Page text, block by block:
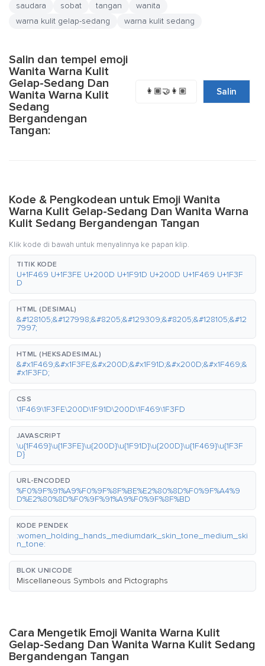
saudara
sobat tangan
wanita
warna kulit gelap-sedang
warna kulit sedang
Salin dan tempel emoji
Wanita Warna Kulit
Gelap-Sedang Dan
Wanita Warna Kulit
Sedang
Bergandengan
Tangan:
👩🏾‍🤝‍👩🏽 Salin
Kode & Pengkodean untuk Emoji Wanita
Warna Kulit Gelap-Sedang Dan Wanita Warna
Kulit Sedang Bergandengan Tangan
Klik kode di bawah untuk menyalinnya ke papan klip.
TITIK KODE
U+1F469 U+1F3FE U+200D U+1F91D U+200D U+1F469 U+1F3F
D
HTML (DESIMAL)
&#128105;&#127998;&#8205;&#129309;&#8205;&#128105;&#12
7997;
HTML (HEKSADESIMAL)
&#x1F469;&#x1F3FE;&#x200D;&#x1F91D;&#x200D;&#x1F469;&
#x1F3FD;
CSS
\1F469\1F3FE\200D\1F91D\200D\1F469\1F3FD
JAVASCRIPT
\u{1F469}\u{1F3FE}\u{200D}\u{1F91D}\u{200D}\u{1F469}\u{1F3F
D}
URL-ENCODED
%F0%9F%91%A9%F0%9F%8F%BE%E2%80%8D%F0%9F%A4%9
D%E2%80%8D%F0%9F%91%A9%F0%9F%8F%BD
KODE PENDEK
:women_holding_hands_mediumdark_skin_tone_medium_ski
n_tone:
BLOK UNICODE
Miscellaneous Symbols and Pictographs
Cara Mengetik Emoji Wanita Warna Kulit
Gelap-Sedang Dan Wanita Warna Kulit Sedang
Bergandengan Tangan